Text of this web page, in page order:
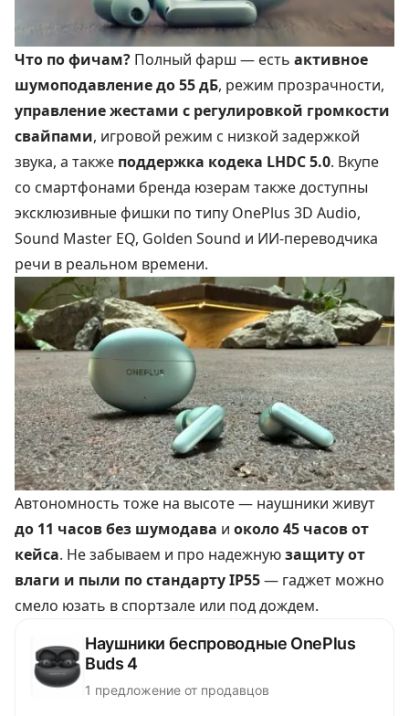
Что по фичам? Полный фарш — есть активное
шумоподавление до 55 дБ, режим прозрачности,
управление жестами с регулировкой громкости
свайпами, игровой режим с низкой задержкой
звука, а также поддержка кодека LHDC 5.0. Вкупе
со смартфонами бренда юзерам также доступны
эксклюзивные фишки по типу OnePlus 3D Audio,
Sound Master EQ, Golden Sound и ИИ-переводчика
речи в реальном времени.
Автономность тоже на высоте — наушники живут
до 11 часов без шумодава и около 45 часов от
кейса. Не забываем и про надежнуюзащиту от
влаги и пыли по стандарту IP55— гаджет можно
смело юзать в спортзале или под дождем.
Наушники беспроводные OnePlus
Buds 4
1 предложение от продавцов